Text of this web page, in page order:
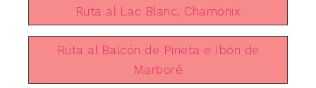
Ruta al Lac Blanc, Chamonix
Ruta al Balcón de Pineta e Ibón de
Marboré